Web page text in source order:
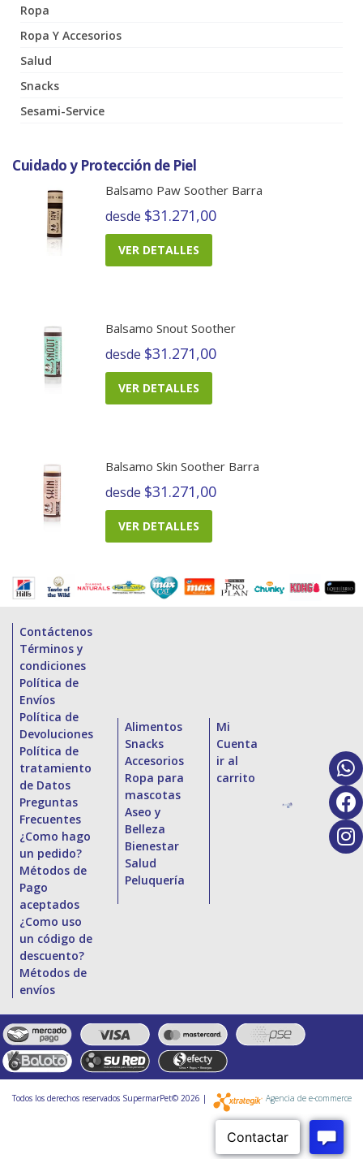
Ropa
Ropa Y Accesorios
Salud
Snacks
Sesami-Service
Cuidado y Protección de Piel
Balsamo Paw Soother Barra
desde $31.271,00
VER DETALLES
Balsamo Snout Soother
desde $31.271,00
VER DETALLES
Balsamo Skin Soother Barra
desde $31.271,00
VER DETALLES
Contáctenos
Términos y
condiciones
Política de
Envíos
Política de
Devoluciones
Política de
tratamiento
de Datos
Preguntas
Frecuentes
¿Como hago
un pedido?
Métodos de
Pago
aceptados
¿Como uso
un código de
descuento?
Métodos de
envíos
Alimentos
Snacks
Accesorios
Ropa para
mascotas
Aseo y
Belleza
Bienestar
Salud
Peluquería
Mi
Cuenta
ir al
carrito
Todos los derechos reservados SupermarPet© 2026 | Agencia de e-commerce